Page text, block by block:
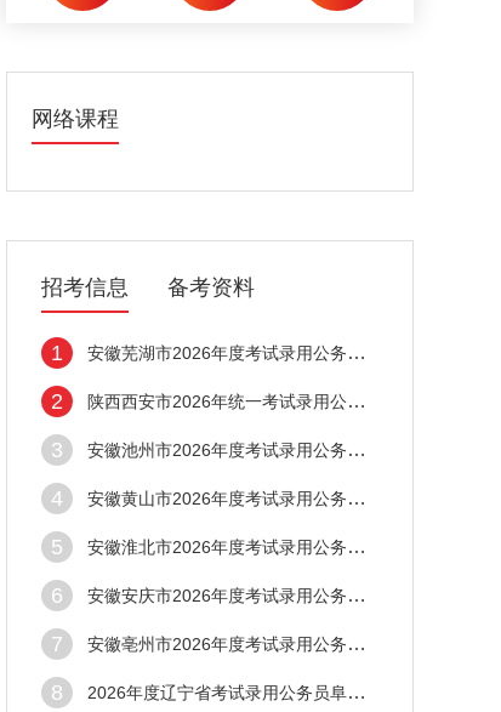
网络课程
招考信息 备考资料
1 安徽芜湖市2026年度考试录用公务员笔试合格
2 陕西西安市2026年统一考试录用公务员面试资
3 安徽池州市2026年度考试录用公务员笔试合格
4 安徽黄山市2026年度考试录用公务员笔试合格
5 安徽淮北市2026年度考试录用公务员笔试合格
6 安徽安庆市2026年度考试录用公务员笔试合格
7 安徽亳州市2026年度考试录用公务员笔试合格
8 2026年度辽宁省考试录用公务员阜新考区面试